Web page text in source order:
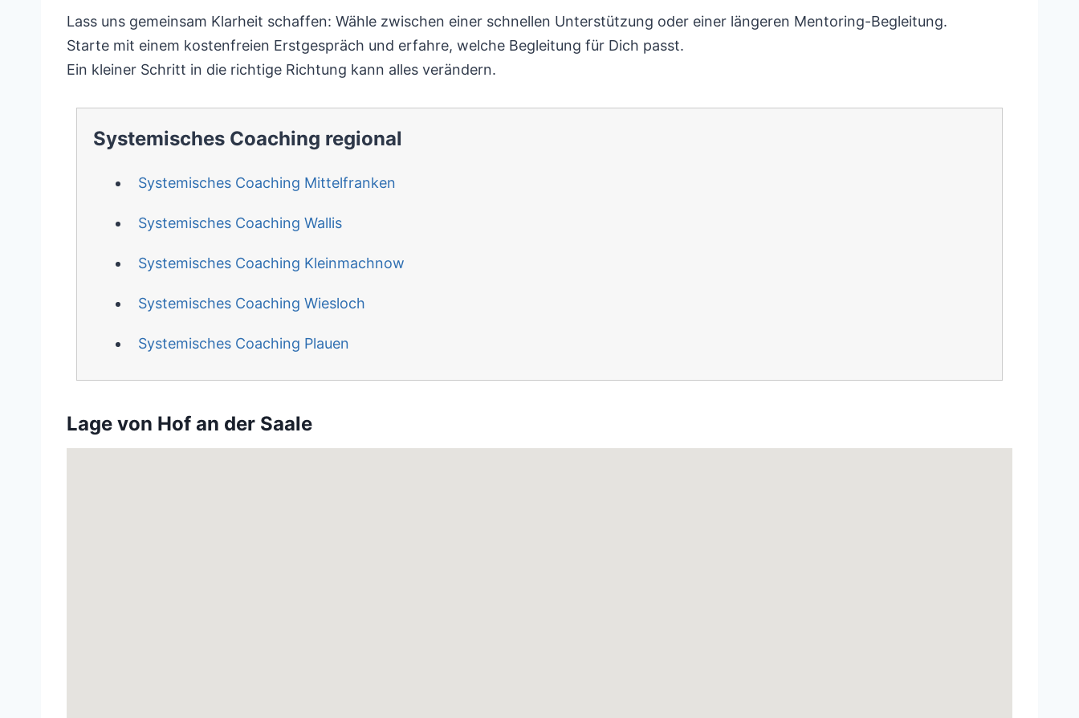
Lass uns gemeinsam Klarheit schaffen: Wähle zwischen einer schnellen Unterstützung oder einer längeren Mentoring-Begleitung.
Starte mit einem kostenfreien Erstgespräch und erfahre, welche Begleitung für Dich passt.
Ein kleiner Schritt in die richtige Richtung kann alles verändern.
Systemisches Coaching regional
Systemisches Coaching Mittelfranken
Systemisches Coaching Wallis
Systemisches Coaching Kleinmachnow
Systemisches Coaching Wiesloch
Systemisches Coaching Plauen
Lage von Hof an der Saale